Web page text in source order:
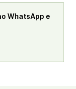
WhatsApp e